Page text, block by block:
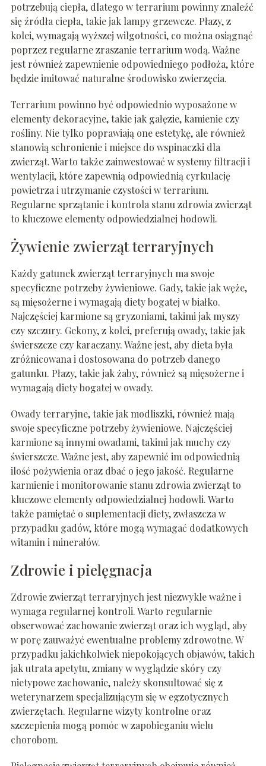
potrzebują ciepła, dlatego w terrarium powinny znaleźć
się źródła ciepła, takie jak lampy grzewcze. Płazy, z
kolei, wymagają wyższej wilgotności, co można osiągnąć
poprzez regularne zraszanie terrarium wodą. Ważne
jest również zapewnienie odpowiedniego podłoża, które
będzie imitować naturalne środowisko zwierzęcia.
Terrarium powinno być odpowiednio wyposażone w
elementy dekoracyjne, takie jak gałęzie, kamienie czy
rośliny. Nie tylko poprawiają one estetykę, ale również
stanowią schronienie i miejsce do wspinaczki dla
zwierząt. Warto także zainwestować w systemy filtracji i
wentylacji, które zapewnią odpowiednią cyrkulację
powietrza i utrzymanie czystości w terrarium.
Regularne sprzątanie i kontrola stanu zdrowia zwierząt
to kluczowe elementy odpowiedzialnej hodowli.
Żywienie zwierząt terraryjnych
Każdy gatunek zwierząt terraryjnych ma swoje
specyficzne potrzeby żywieniowe. Gady, takie jak węże,
są mięsożerne i wymagają diety bogatej w białko.
Najczęściej karmione są gryzoniami, takimi jak myszy
czy szczury. Gekony, z kolei, preferują owady, takie jak
świerszcze czy karaczany. Ważne jest, aby dieta była
zróżnicowana i dostosowana do potrzeb danego
gatunku. Płazy, takie jak żaby, również są mięsożerne i
wymagają diety bogatej w owady.
Owady terraryjne, takie jak modliszki, również mają
swoje specyficzne potrzeby żywieniowe. Najczęściej
karmione są innymi owadami, takimi jak muchy czy
świerszcze. Ważne jest, aby zapewnić im odpowiednią
ilość pożywienia oraz dbać o jego jakość. Regularne
karmienie i monitorowanie stanu zdrowia zwierząt to
kluczowe elementy odpowiedzialnej hodowli. Warto
także pamiętać o suplementacji diety, zwłaszcza w
przypadku gadów, które mogą wymagać dodatkowych
witamin i minerałów.
Zdrowie i pielęgnacja
Zdrowie zwierząt terraryjnych jest niezwykle ważne i
wymaga regularnej kontroli. Warto regularnie
obserwować zachowanie zwierząt oraz ich wygląd, aby
w porę zauważyć ewentualne problemy zdrowotne. W
przypadku jakichkolwiek niepokojących objawów, takich
jak utrata apetytu, zmiany w wyglądzie skóry czy
nietypowe zachowanie, należy skonsultować się z
weterynarzem specjalizującym się w egzotycznych
zwierzętach. Regularne wizyty kontrolne oraz
szczepienia mogą pomóc w zapobieganiu wielu
chorobom.